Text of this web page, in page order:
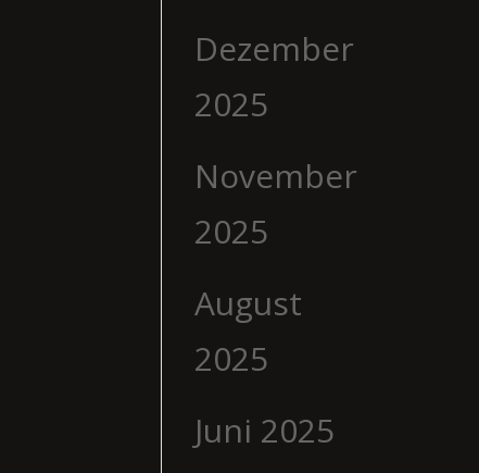
Dezember
2025
November
2025
August
2025
Juni 2025